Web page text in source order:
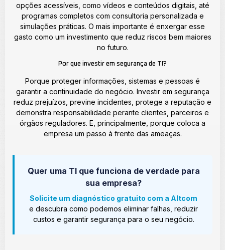
opções acessíveis, como vídeos e conteúdos digitais, até
programas completos com consultoria personalizada e
simulações práticas. O mais importante é enxergar esse
gasto como um investimento que reduz riscos bem maiores
no futuro.
Por que investir em segurança de TI?
Porque proteger informações, sistemas e pessoas é
garantir a continuidade do negócio. Investir em segurança
reduz prejuízos, previne incidentes, protege a reputação e
demonstra responsabilidade perante clientes, parceiros e
órgãos reguladores. E, principalmente, porque coloca a
empresa um passo à frente das ameaças.
Quer uma TI que funciona de verdade para
sua empresa?
Solicite um diagnóstico gratuito com a Altcom
e descubra como podemos eliminar falhas, reduzir
custos e garantir segurança para o seu negócio.